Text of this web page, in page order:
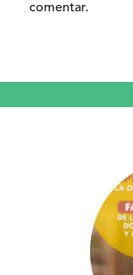
comentar.